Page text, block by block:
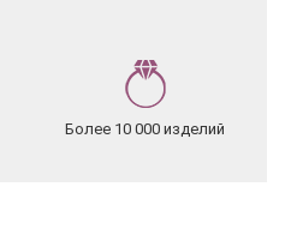
Более 10 000 изделий